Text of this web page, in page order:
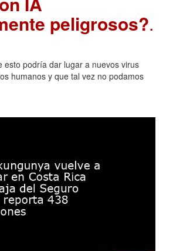
peligrosos?.
esto podría dar lugar a nuevos virus
humanos y que tal vez no podamos